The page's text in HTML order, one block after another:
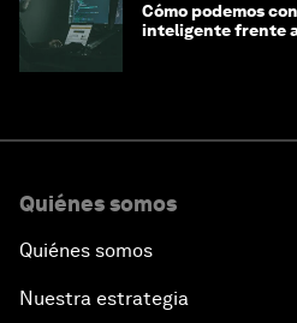
Cómo podemos
inteligente frente
Quiénes somos
Quiénes somos
Nuestra estrategia